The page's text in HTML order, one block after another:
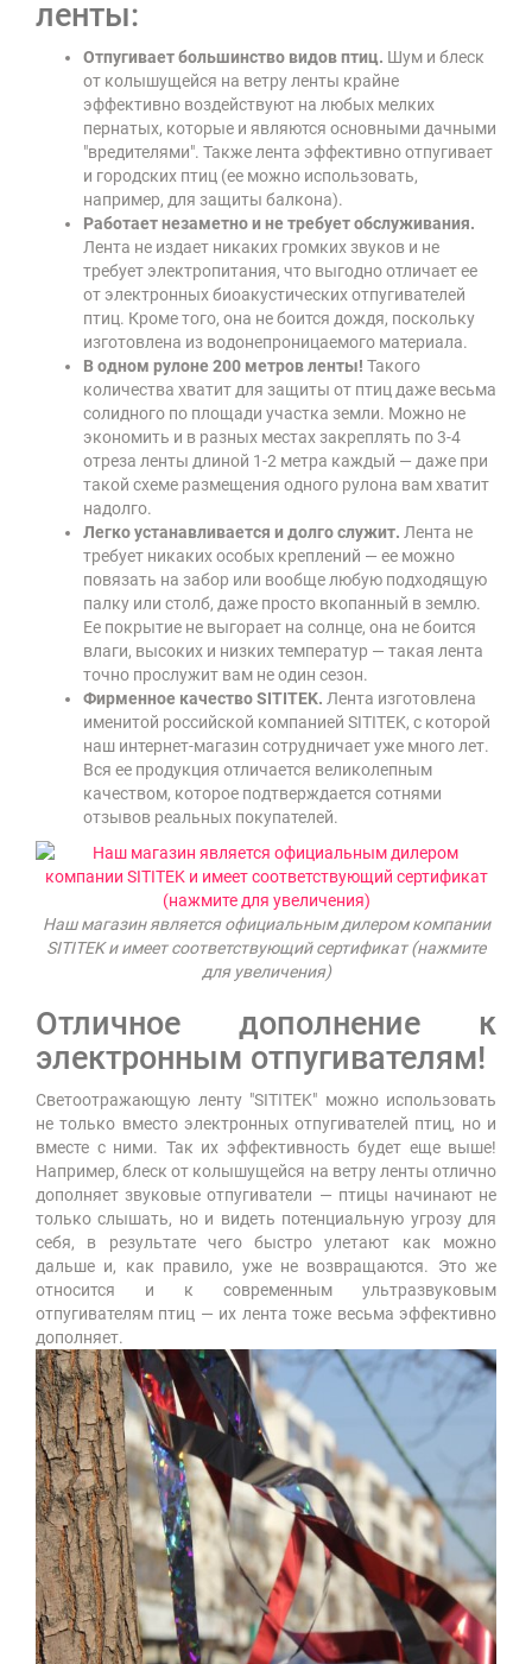
ленты:
Отпугивает большинство видов птиц. Шум и блеск
от колышущейся на ветру ленты крайне
эффективно воздействуют на любых мелких
пернатых, которые и являются основными дачными
"вредителями". Также лента эффективно отпугивает
и городских птиц (ее можно использовать,
например, для защиты балкона).
Работает незаметно и не требует обслуживания.
Лента не издает никаких громких звуков и не
требует электропитания, что выгодно отличает ее
от электронных биоакустических отпугивателей
птиц. Кроме того, она не боится дождя, поскольку
изготовлена из водонепроницаемого материала.
В одном рулоне 200 метров ленты! Такого
количества хватит для защиты от птиц даже весьма
солидного по площади участка земли. Можно не
экономить и в разных местах закреплять по 3-4
отреза ленты длиной 1-2 метра каждый — даже при
такой схеме размещения одного рулона вам хватит
надолго.
Легко устанавливается и долго служит. Лента не
требует никаких особых креплений — ее можно
повязать на забор или вообще любую подходящую
палку или столб, даже просто вкопанный в землю.
Ее покрытие не выгорает на солнце, она не боится
влаги, высоких и низких температур — такая лента
точно прослужит вам не один сезон.
Фирменное качество SITITEK. Лента изготовлена
именитой российской компанией SITITEK, с которой
наш интернет-магазин сотрудничает уже много лет.
Вся ее продукция отличается великолепным
качеством, которое подтверждается сотнями
отзывов реальных покупателей.
Наш магазин является официальным дилером компании
SITITEK и имеет соответствующий сертификат (нажмите
для увеличения)
Отличное дополнение к
электронным отпугивателям!
Светоотражающую ленту "SITITEK" можно использовать
не только вместо электронных отпугивателей птиц, но и
вместе с ними. Так их эффективность будет еще выше!
Например, блеск от колышущейся на ветру ленты отлично
дополняет звуковые отпугиватели — птицы начинают не
только слышать, но и видеть потенциальную угрозу для
себя, в результате чего быстро улетают как можно
дальше и, как правило, уже не возвращаются. Это же
относится и к современным ультразвуковым
отпугивателям птиц — их лента тоже весьма эффективно
дополняет.